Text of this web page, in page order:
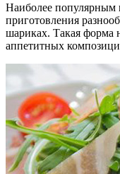
Наиболее популярным
приготовления
шариках. Такая форма
аппетитных